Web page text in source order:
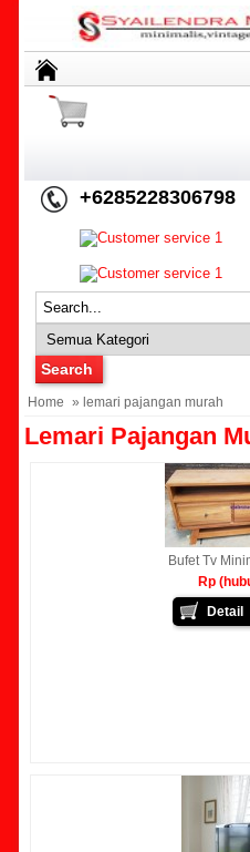
+6285228306798
Home » lemari pajangan murah
Lemari Pajangan
Bufet Tv
Rp
Detail